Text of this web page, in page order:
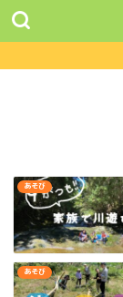
あそび
あそび